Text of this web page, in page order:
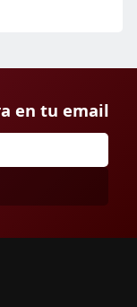
en tu email